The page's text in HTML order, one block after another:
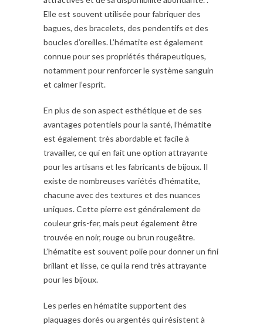
Elle est souvent utilisée pour fabriquer des
bagues, des bracelets, des pendentifs et des
boucles d’oreilles. L’hématite est également
connue pour ses propriétés thérapeutiques,
notamment pour renforcer le système sanguin
et calmer l’esprit.
En plus de son aspect esthétique et de ses
avantages potentiels pour la santé, l’hématite
est également très abordable et facile à
travailler, ce qui en fait une option attrayante
pour les artisans et les fabricants de bijoux. Il
existe de nombreuses variétés d’hématite,
chacune avec des textures et des nuances
uniques. Cette pierre est généralement de
couleur gris-fer, mais peut également être
trouvée en noir, rouge ou brun rougeâtre.
L’hématite est souvent polie pour donner un fini
brillant et lisse, ce qui la rend très attrayante
pour les bijoux.
Les perles en hématite supportent des
plaquages dorés ou argentés qui résistent à